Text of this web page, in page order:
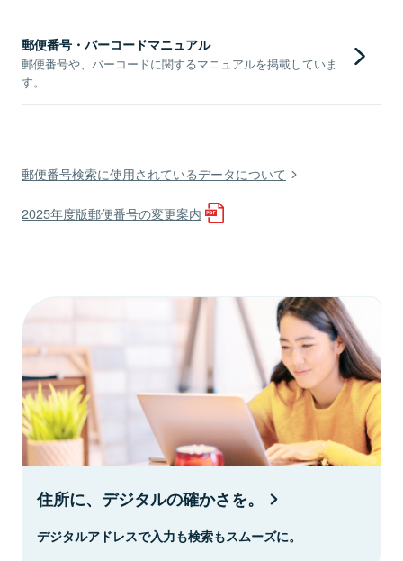
郵便番号・バーコードマニュアル
郵便番号や、バーコードに関するマニュアルを掲載していま
す。
郵便番号検索に使用されているデータについて
2025年度版郵便番号の変更案内
住所に、デジタルの確かさを。
デジタルアドレスで入力も検索もスムーズに。